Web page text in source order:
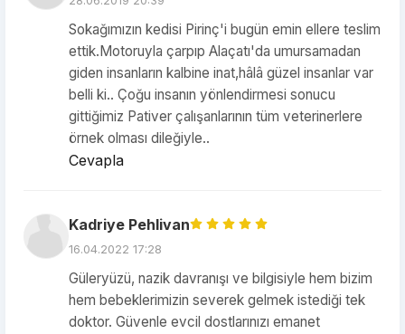
Sokağımızın kedisi Pirinç'i bugün emin ellere teslim
ettik.Motoruyla çarpıp Alaçatı'da umursamadan
giden insanların kalbine inat,hâlâ güzel insanlar var
belli ki.. Çoğu insanın yönlendirmesi sonucu
gittiğimiz Pativer çalışanlarının tüm veterinerlere
örnek olması dileğiyle..
Cevapla
Kadriye Pehlivan
16.04.2022 17:28
Güleryüzü, nazik davranışı ve bilgisiyle hem bizim
hem bebeklerimizin severek gelmek istediği tek
doktor. Güvenle evcil dostlarınızı emanet